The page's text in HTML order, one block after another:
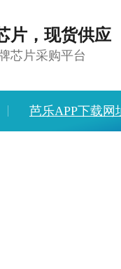
，现货供应
芯片采购平台
芭乐APP下载网